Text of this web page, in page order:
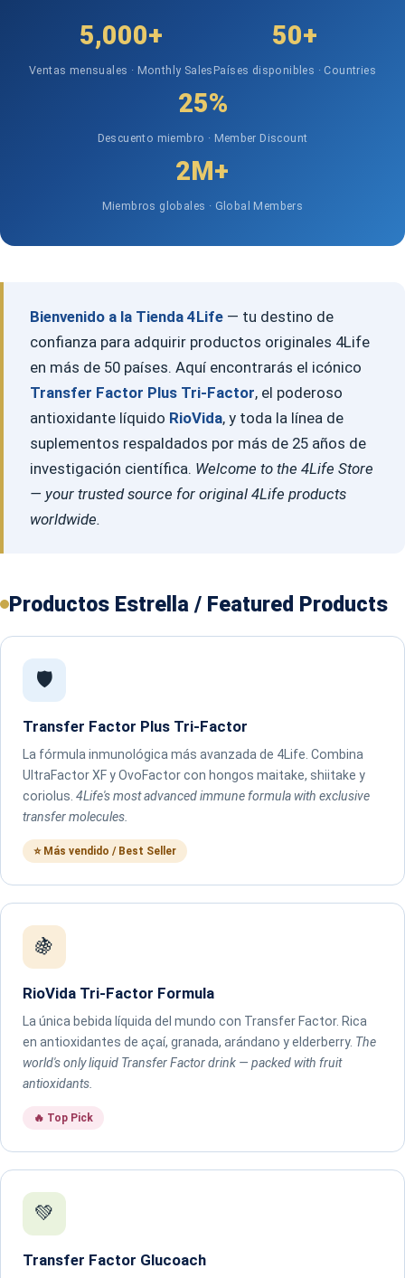
5,000+
Ventas mensuales · Monthly Sales
50+
Países disponibles · Countries
25%
Descuento miembro · Member Discount
2M+
Miembros globales · Global Members
Bienvenido a la Tienda 4Life— tu destino de
confianza para adquirir productos originales 4Life
en más de 50 países. Aquí encontrarás el icónico
Transfer Factor Plus Tri-Factor, el poderoso
antioxidante líquido RioVida, y toda la línea de
suplementos respaldados por más de 25 años de
investigación científica. Welcome to the 4Life Store
— your trusted source for original 4Life products
worldwide.
Productos Estrella / Featured Products
🛡️
Transfer Factor Plus Tri-Factor
La fórmula inmunológica más avanzada de 4Life. Combina
UltraFactor XF y OvoFactor con hongos maitake, shiitake y
coriolus. 4Life's most advanced immune formula with exclusive
transfer molecules.
⭐ Más vendido / Best Seller
🍇
RioVida Tri-Factor Formula
La única bebida líquida del mundo con Transfer Factor. Rica
en antioxidantes de açaí, granada, arándano y elderberry. The
world's only liquid Transfer Factor drink — packed with fruit
antioxidants.
🔥 Top Pick
💚
Transfer Factor Glucoach